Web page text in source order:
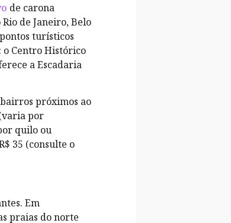
de carona
de Janeiro, Belo
turísticos
Centro Histórico
a Escadaria
próximos ao
por
quilo ou
35 (consulte o
Em
praias do norte